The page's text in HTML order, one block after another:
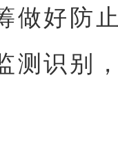
做好防
测识别